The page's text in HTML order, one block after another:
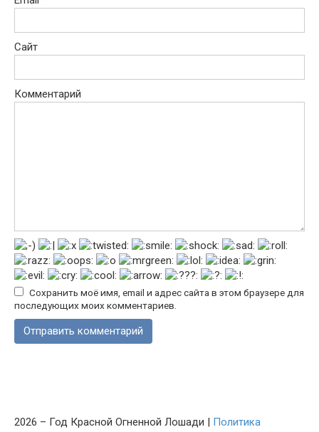
Сайт
Комментарий
Сохранить моё имя, email и адрес сайта в этом браузере для
последующих моих комментариев.
2026 – Год Красной Огненной Лошади | Политика